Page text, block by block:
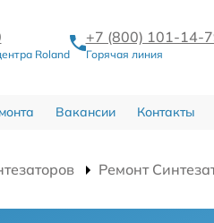
Roland
+7 (800) 101-14-
Горячая линия
Вакансии Контакты
Ремонт